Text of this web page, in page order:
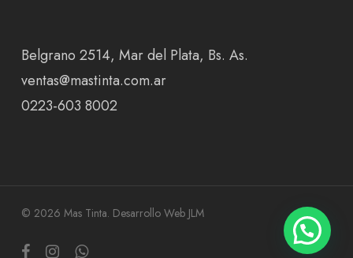
Belgrano 2514, Mar del Plata, Bs. As.
ventas@mastinta.com.ar
0223-603 8002
© 2026 Mas Tinta. Desarrollo Web JLM
facebookinstagramwhatsapp